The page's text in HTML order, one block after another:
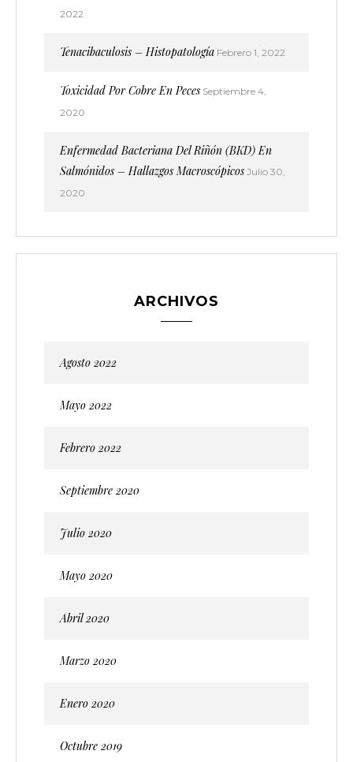
2022
Tenacibaculosis – Histopatología Febrero 1, 2022
Toxicidad Por Cobre En Peces Septiembre 4,
2020
Enfermedad Bacteriana Del Riñón (BKD) En
Salmónidos – Hallazgos Macroscópicos Julio 30,
2020
ARCHIVOS
Agosto 2022
Mayo 2022
Febrero 2022
Septiembre 2020
Julio 2020
Mayo 2020
Abril 2020
Marzo 2020
Enero 2020
Octubre 2019